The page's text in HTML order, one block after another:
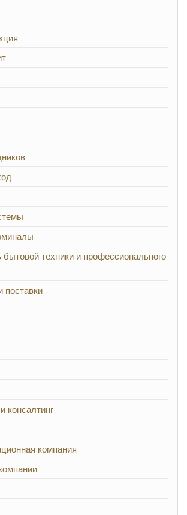
техники и профессионального
поставки
консалтинг
компания